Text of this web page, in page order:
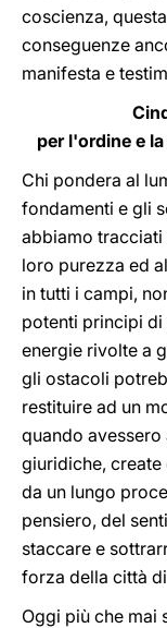
coscienza,
conseguenze
manifesta e
per l'ordine e
Chi pondera al
fondamenti e gli
abbiamo tracciati
loro purezza ed
in tutti i campi,
potenti principi
energie rivolte a
gli ostacoli
restituire ad un
quando
giuridiche,
da un lungo
pensiero, del
staccare e
forza della città
Oggi più che mai